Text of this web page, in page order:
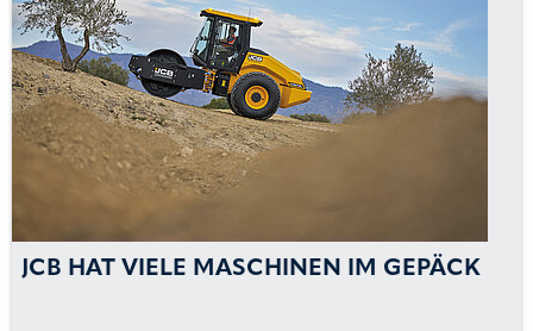
JCB HAT VIELE MASCHINEN IM GEPÄCK